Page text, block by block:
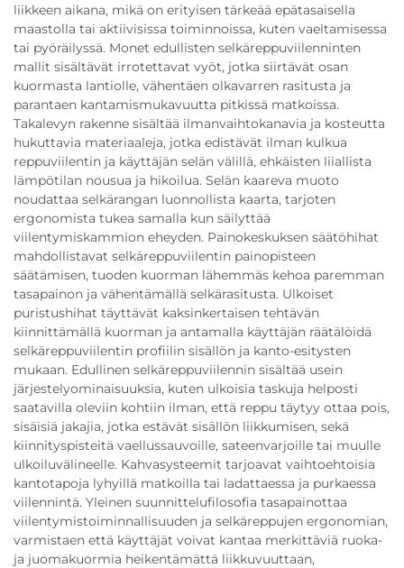
liikkeen aikana, mikä on erityisen tärkeää epätasaisella
maastolla tai aktiivisissa toiminnoissa, kuten vaeltamisessa
tai pyöräilyssä. Monet edullisten selkäreppuviilenninten
mallit sisältävät irrotettavat vyöt, jotka siirtävät osan
kuormasta lantiolle, vähentäen olkavarren rasitusta ja
parantaen kantamismukavuutta pitkissä matkoissa.
Takalevyn rakenne sisältää ilmanvaihtokanavia ja kosteutta
hukuttavia materiaaleja, jotka edistävät ilman kulkua
reppuviilentin ja käyttäjän selän välillä, ehkäisten liiallista
lämpötilan nousua ja hikoilua. Selän kaareva muoto
noudattaa selkärangan luonnollista kaarta, tarjoten
ergonomista tukea samalla kun säilyttää
viilentymiskammion eheyden. Painokeskuksen säätöhihat
mahdollistavat selkäreppuviilentin painopisteen
säätämisen, tuoden kuorman lähemmäs kehoa paremman
tasapainon ja vähentämällä selkärasitusta. Ulkoiset
puristushihat täyttävät kaksinkertaisen tehtävän
kiinnittämällä kuorman ja antamalla käyttäjän räätälöidä
selkäreppuviilentin profiilin sisällön ja kanto-esitysten
mukaan. Edullinen selkäreppuviilennin sisältää usein
järjestelyominaisuuksia, kuten ulkoisia taskuja helposti
saatavilla oleviin kohtiin ilman, että reppu täytyy ottaa pois,
sisäisiä jakajia, jotka estävät sisällön liikkumisen, sekä
kiinnityspisteitä vaellussauvoille, sateenvarjoille tai muulle
ulkoiluvälineelle. Kahvasysteemit tarjoavat vaihtoehtoisia
kantotapoja lyhyillä matkoilla tai ladattaessa ja purkaessa
viilennintä. Yleinen suunnittelufilosofia tasapainottaa
viilentymistoiminnallisuuden ja selkäreppujen ergonomian,
varmistaen että käyttäjät voivat kantaa merkittäviä ruoka-
ja juomakuormia heikentämättä liikkuvuuttaan,